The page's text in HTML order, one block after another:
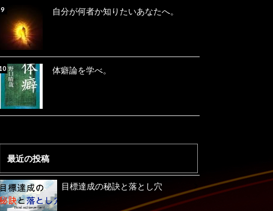
自分が何者か知りたいあなたへ。
体癖論を学べ。
最近の投稿
目標達成の秘訣と落とし穴